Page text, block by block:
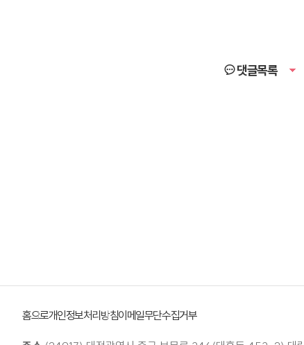
댓글목록
홈으로개인정보처리방침이메일무단수집거부